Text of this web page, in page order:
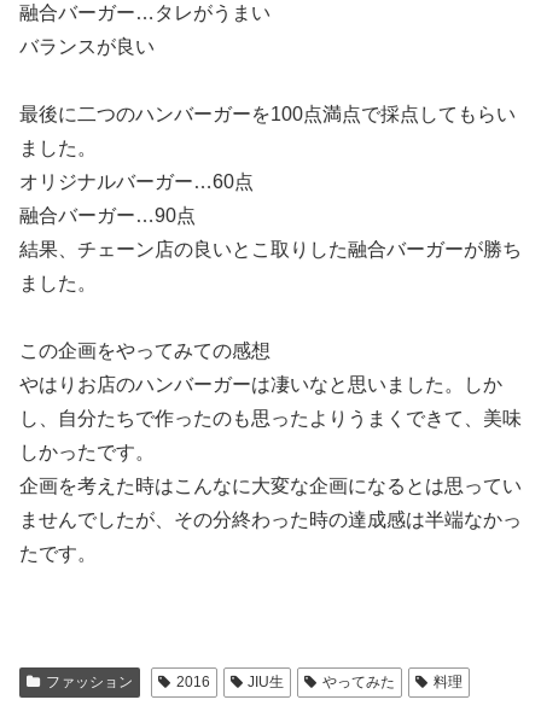
融合バーガー…タレがうまい
バランスが良い
最後に二つのハンバーガーを100点満点で採点してもらい
ました。
オリジナルバーガー…60点
融合バーガー…90点
結果、チェーン店の良いとこ取りした融合バーガーが勝ち
ました。
この企画をやってみての感想
やはりお店のハンバーガーは凄いなと思いました。しか
し、自分たちで作ったのも思ったよりうまくできて、美味
しかったです。
企画を考えた時はこんなに大変な企画になるとは思ってい
ませんでしたが、その分終わった時の達成感は半端なかっ
たです。
ファッション 2016 JIU生 やってみた 料理